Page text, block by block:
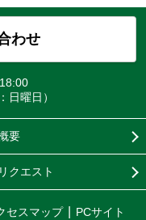
わせ
日曜日）
要
クエスト
セスマップ
PCサイト